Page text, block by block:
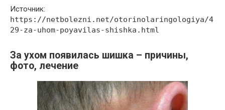
Источник:
https://netbolezni.net/otorinolaringologiya/4
29-za-uhom-poyavilas-shishka.html
За ухом появилась шишка – причины,
фото, лечение